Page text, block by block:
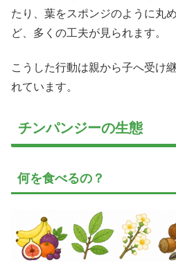
たり、葉をスポンジのように丸
ど、多くの工夫が見られます。
こうした行動は親から子へ受け
れています。
チンパンジーの生態
何を食べるの？